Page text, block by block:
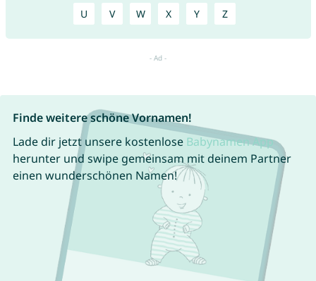
U V W X Y Z
Finde weitere schöne Vornamen!
Lade dir jetzt unsere kostenlose Babynamen App
herunter und swipe gemeinsam mit deinem Partner
einen wunderschönen Namen!